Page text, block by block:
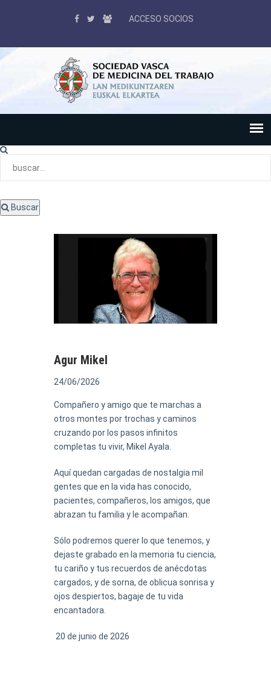
ACCESO SOCIOS
Buscar
Agur Mikel
24/06/2026
Compañero y amigo que te marchas a
otros montes por trochas y caminos
cruzando por los pasos infinitos
completas tu vivir, Mikel Ayala.
Aquí quedan cargadas de nostalgia mil
gentes que en la vida has conocido,
pacientes, compañeros, los amigos, que
abrazan tu familia y le acompañan.
Sólo podremos querer lo que tenemos, y
dejaste grabado en la memoria tu ciencia,
tu cariño y tus recuerdos de anécdotas
cargados, y de sorna, de oblicua sonrisa y
ojos despiertos, bagaje de tu vida
encantadora.
20 de junio de 2026